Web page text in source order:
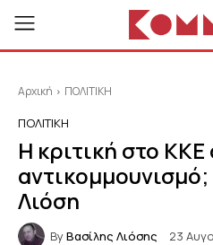
Αρχική ΠΟΛΙΤΙΚΗ
ΠΟΛΙΤΙΚΗ
Η κριτική στο ΚΚΕ
Λιόση
ByΒασίλης Λιόσης 23